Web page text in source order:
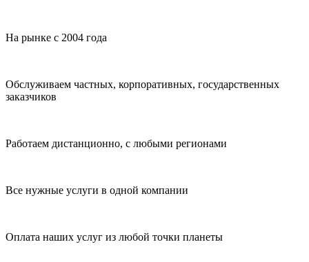
На рынке с 2004 года
Обслуживаем частных, корпоративных, государственных
заказчиков
Работаем дистанционно, с любыми регионами
Все нужные услуги в одной компании
Оплата наших услуг из любой точки планеты